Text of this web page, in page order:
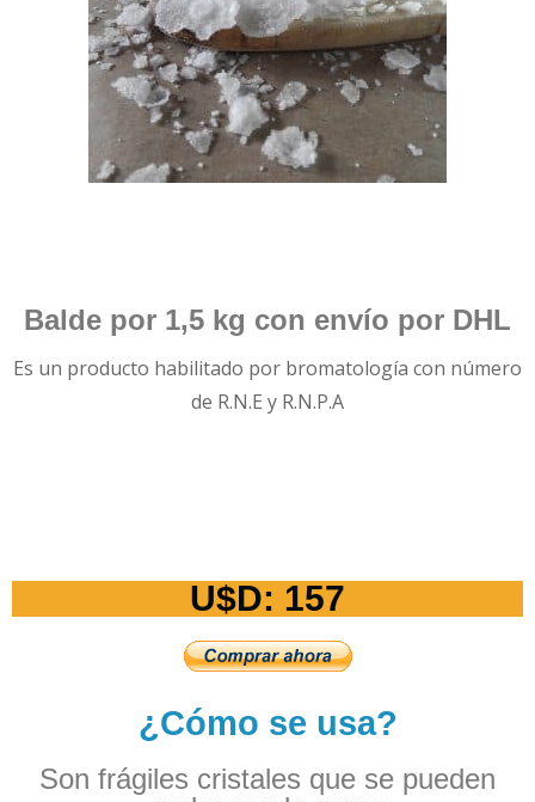
Balde por 1,5 kg con envío por DHL
Es un producto habilitado por bromatología con número
de R.N.E y R.N.P.A
U$D: 157
¿Cómo se usa?
Son frágiles cristales que se pueden